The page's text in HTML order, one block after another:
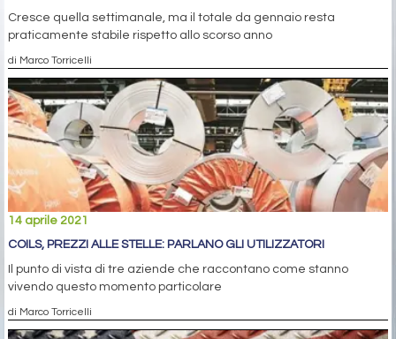
Cresce quella settimanale, ma il totale da gennaio resta
praticamente stabile rispetto allo scorso anno
di Marco Torricelli
14 aprile 2021
COILS, PREZZI ALLE STELLE: PARLANO GLI UTILIZZATORI
Il punto di vista di tre aziende che raccontano come stanno
vivendo questo momento particolare
di Marco Torricelli